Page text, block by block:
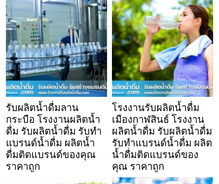
รับผลิตน้ำดื่มลาน
กระบือ โรงงานผลิตน้ำ
ดื่ม รับผลิตน้ำดื่ม รับทำ
แบรนด์น้ำดื่ม ผลิตน้ำ
ดื่มติดแบรนด์ของคุณ
ราคาถูก
โรงงานรับผลิตน้ำดื่ม
เมืองกาฬสินธ์ โรงงาน
ผลิตน้ำดื่ม รับผลิตน้ำดื่ม
รับทำแบรนด์น้ำดื่ม ผลิต
น้ำดื่มติดแบรนด์ของ
คุณ ราคาถูก